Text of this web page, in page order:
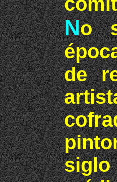
No
de
siglo